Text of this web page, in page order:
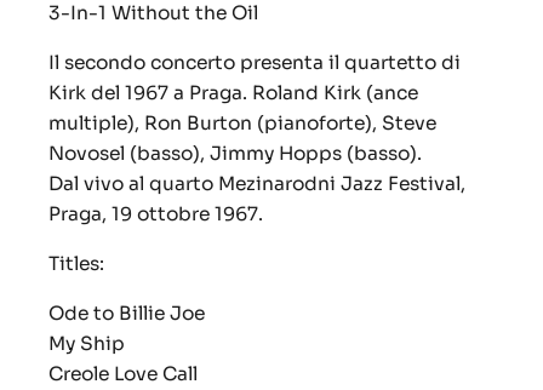
3-In-1 Without the Oil
Il secondo concerto presenta il quartetto di
Kirk del 1967 a Praga. Roland Kirk (ance
multiple), Ron Burton (pianoforte), Steve
Novosel (basso), Jimmy Hopps (basso).
Dal vivo al quarto Mezinarodni Jazz Festival,
Praga, 19 ottobre 1967.
Titles:
Ode to Billie Joe
My Ship
Creole Love Call